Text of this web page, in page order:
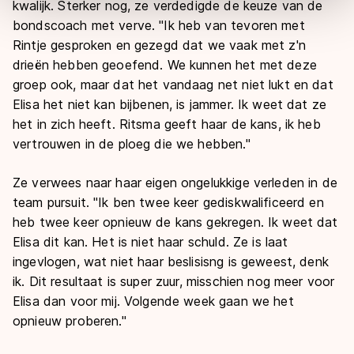
overdracht. Meer informatie vindt u in onscookiebeleid
kwalijk. Sterker nog, ze verdedigde de keuze van de
bondscoach met verve. "Ik heb van tevoren met
Rintje gesproken en gezegd dat we vaak met z'n
drieën hebben geoefend. We kunnen het met deze
groep ook, maar dat het vandaag net niet lukt en dat
Elisa het niet kan bijbenen, is jammer. Ik weet dat ze
het in zich heeft. Ritsma geeft haar de kans, ik heb
vertrouwen in de ploeg die we hebben."
Ze verwees naar haar eigen ongelukkige verleden in de
team pursuit. "Ik ben twee keer gediskwalificeerd en
heb twee keer opnieuw de kans gekregen. Ik weet dat
Elisa dit kan. Het is niet haar schuld. Ze is laat
ingevlogen, wat niet haar beslisisng is geweest, denk
ik. Dit resultaat is super zuur, misschien nog meer voor
Elisa dan voor mij. Volgende week gaan we het
opnieuw proberen."